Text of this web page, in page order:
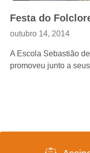
Festa do
outubro 14, 2014
A Escola Sebastião
promoveu junto a